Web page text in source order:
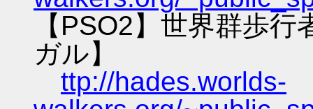
【PSO2】世界群歩
ガル】
ttp://hades.worlds-